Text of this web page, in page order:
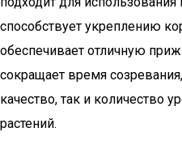
способствует укреплению
обеспечивает отличную
сокращает время
качество, так и количество
растений.